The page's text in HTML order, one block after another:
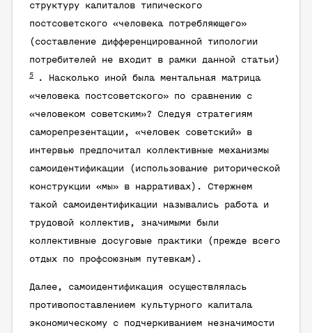
структуру капиталов типического
постсоветского «человека потребляющего»
(составление дифференцированной типологии
потребителей не входит в рамки данной статьи)
5
. Насколько иной была ментальная матрица
«человека постсоветского» по сравнению с
«человеком советским»? Следуя стратегиям
саморепрезентации, «человек советский» в
интервью предпочитал коллективные механизмы
самоидентификации (использование риторической
конструкции «мы» в нарративах). Стержнем
такой самоидентификации назывались работа и
трудовой коллектив, значимыми были
коллективные досуговые практики (прежде всего
отдых по профсоюзным путевкам).
Далее, самоидентификация осуществлялась
противопоставлением культурного капитала
экономическому с подчеркиванием незначимости